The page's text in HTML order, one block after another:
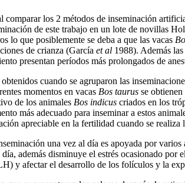
comparar los 2 métodos de inseminación
de este trabajo en un lote de novillas
lo que posiblemente se deba a que las vacas
de crianza (García et al 1988). Además
presentan períodos más prolongados de
cuando se agruparon las
momentos en vacas Bos taurus se
de los animales Bos indicus criados en los
más adecuado para inseminar a estos
apreciable en la fertilidad cuando se
una vez al día es apoyada por
además disminuye el estrés ocasionado por
y afectar el desarrollo de los folículos y la